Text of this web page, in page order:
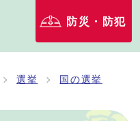
防災・防犯
選挙 国の選挙